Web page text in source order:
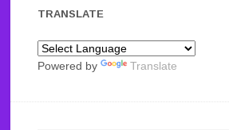
TRANSLATE
Powered by Translate